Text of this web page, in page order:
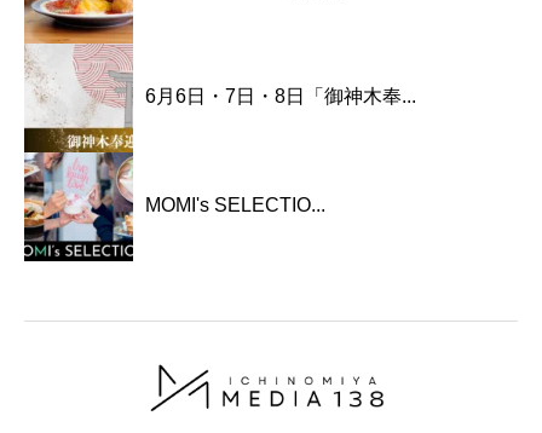
6月6日・7日・8日「御神木奉...
MOMI's SELECTIO...